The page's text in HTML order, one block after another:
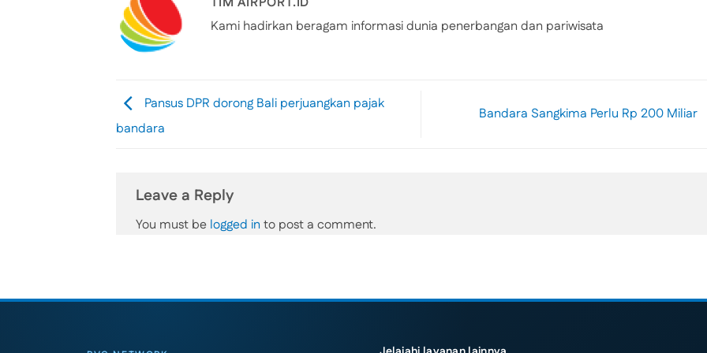
Kami hadirkan beragam informasi dunia penerbangan dan pariwisata
Pansus DPR dorong Bali perjuangkan pajak
bandara
Bandara Sangkima Perlu Rp 200 Miliar
Leave a Reply
You must be logged in to post a comment.